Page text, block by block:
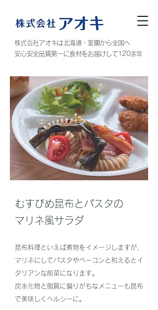
株式会社アオキは北海道・室蘭から全国へ
安心安全品質第一に食材をお届けして120余年
むすびめ昆布とパスタの
​マリネ風サラダ
昆布料理といえば煮物をイメージしますが、
マリネにしてパスタやベーコンと和えるとイ
タリアンな前菜になります。
炭水化物と脂質に偏りがちなメニューも昆布
で美味しくヘルシーに。